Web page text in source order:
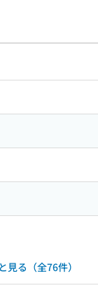
見る（全76件）